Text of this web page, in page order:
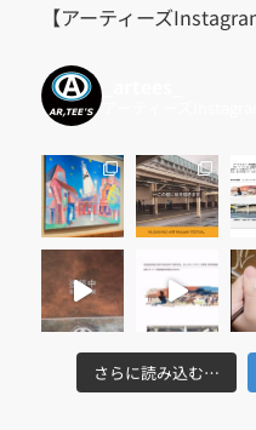
【アーティーズ
_artees_
アーティーズ
さらに読み込む…